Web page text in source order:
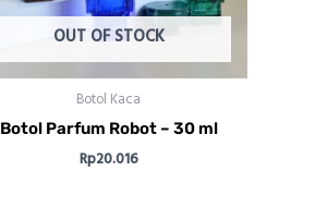
OUT OF STOCK
Botol Kaca
Botol Parfum Robot – 30 ml
Rp20.016